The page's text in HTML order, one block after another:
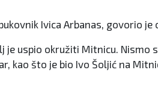
Ivica Arbanas, govorio
uspio okružiti Mitnicu. Nismo
kao što je bio Ivo Šoljić na